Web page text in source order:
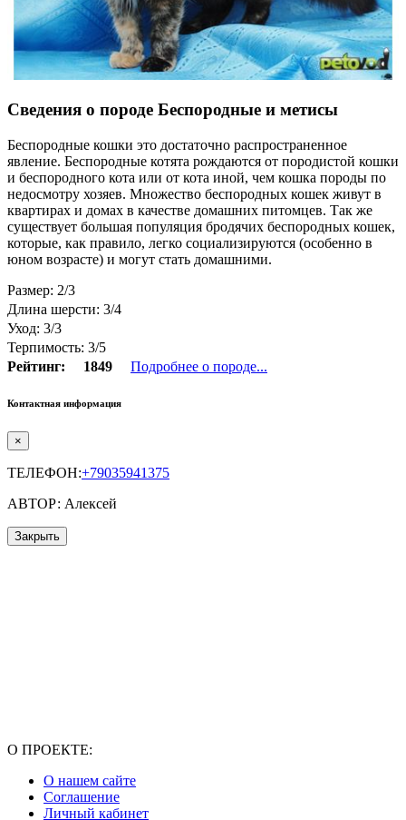
Сведения о породе Беспородные и метисы
Беспородные кошки это достаточно распространенное
явление. Беспородные котята рождаются от породистой кошки
и беспородного кота или от кота иной, чем кошка породы по
недосмотру хозяев. Множество беспородных кошек живут в
квартирах и домах в качестве домашних питомцев. Так же
существует большая популяция бродячих беспородных кошек,
которые, как правило, легко социализируются (особенно в
юном возрасте) и могут стать домашними.
Размер: 2/3
Длина шерсти: 3/4
Уход: 3/3
Терпимость: 3/5
Рейтинг:
1849 Подробнее о породе...
Контактная информация
×
ТЕЛЕФОН:+79035941375
АВТОР: Алексей
Закрыть
О ПРОЕКТЕ:
О нашем сайте
Соглашение
Личный кабинет